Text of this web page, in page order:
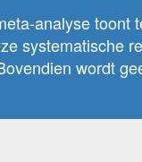
analyse toont
systematische
wordt